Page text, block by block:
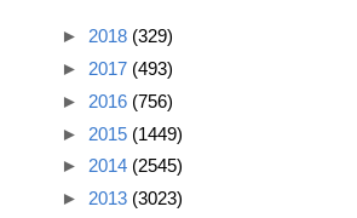
► 2018 (329)
► 2017 (493)
► 2016 (756)
► 2015 (1449)
► 2014 (2545)
► 2013 (3023)